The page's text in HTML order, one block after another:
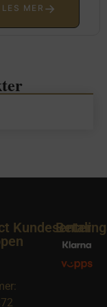
LES MER →
Kundesenter